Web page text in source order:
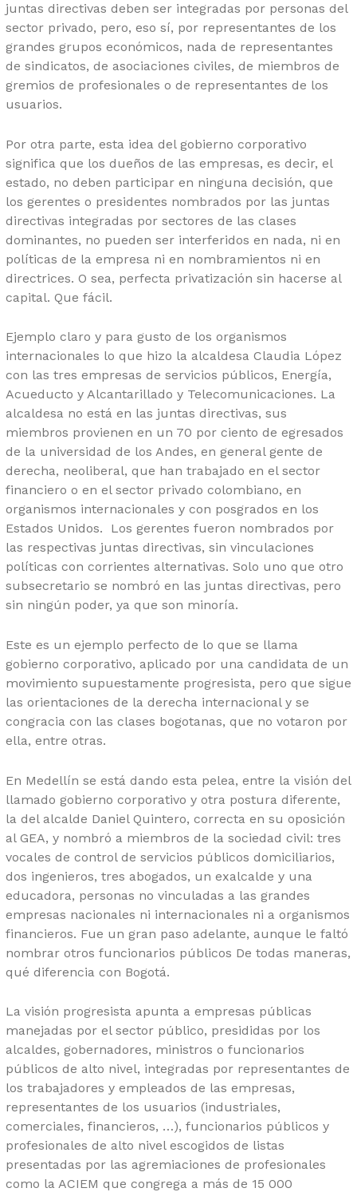
juntas directivas deben ser integradas por personas del
sector privado, pero, eso sí, por representantes de los
grandes grupos económicos, nada de representantes
de sindicatos, de asociaciones civiles, de miembros de
gremios de profesionales o de representantes de los
usuarios.
Por otra parte, esta idea del gobierno corporativo
significa que los dueños de las empresas, es decir, el
estado, no deben participar en ninguna decisión, que
los gerentes o presidentes nombrados por las juntas
directivas integradas por sectores de las clases
dominantes, no pueden ser interferidos en nada, ni en
políticas de la empresa ni en nombramientos ni en
directrices. O sea, perfecta privatización sin hacerse al
capital. Que fácil.
Ejemplo claro y para gusto de los organismos
internacionales lo que hizo la alcaldesa Claudia López
con las tres empresas de servicios públicos, Energía,
Acueducto y Alcantarillado y Telecomunicaciones. La
alcaldesa no está en las juntas directivas, sus
miembros provienen en un 70 por ciento de egresados
de la universidad de los Andes, en general gente de
derecha, neoliberal, que han trabajado en el sector
financiero o en el sector privado colombiano, en
organismos internacionales y con posgrados en los
Estados Unidos. Los gerentes fueron nombrados por
las respectivas juntas directivas, sin vinculaciones
políticas con corrientes alternativas. Solo uno que otro
subsecretario se nombró en las juntas directivas, pero
sin ningún poder, ya que son minoría.
Este es un ejemplo perfecto de lo que se llama
gobierno corporativo, aplicado por una candidata de un
movimiento supuestamente progresista, pero que sigue
las orientaciones de la derecha internacional y se
congracia con las clases bogotanas, que no votaron por
ella, entre otras.
En Medellín se está dando esta pelea, entre la visión del
llamado gobierno corporativo y otra postura diferente,
la del alcalde Daniel Quintero, correcta en su oposición
al GEA, y nombró a miembros de la sociedad civil: tres
vocales de control de servicios públicos domiciliarios,
dos ingenieros, tres abogados, un exalcalde y una
educadora, personas no vinculadas a las grandes
empresas nacionales ni internacionales ni a organismos
financieros. Fue un gran paso adelante, aunque le faltó
nombrar otros funcionarios públicos De todas maneras,
qué diferencia con Bogotá.
La visión progresista apunta a empresas públicas
manejadas por el sector público, presididas por los
alcaldes, gobernadores, ministros o funcionarios
públicos de alto nivel, integradas por representantes de
los trabajadores y empleados de las empresas,
representantes de los usuarios (industriales,
comerciales, financieros, …), funcionarios públicos y
profesionales de alto nivel escogidos de listas
presentadas por las agremiaciones de profesionales
como la ACIEM que congrega a más de 15 000